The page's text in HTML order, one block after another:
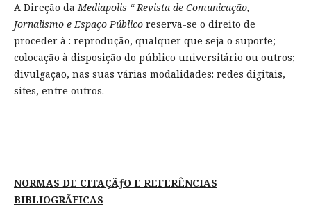
A Direção daMediapolis “ Revista de Comunicação,
Jornalismo e Espaço Públicoreserva-se o direito de
proceder à : reprodução, qualquer que seja o suporte;
colocação à disposição do público universitário ou outros;
divulgação, nas suas várias modalidades: redes digitais,
sites, entre outros.
NORMAS DE CITAÇÃƒO E REFERÊNCIAS
BIBLIOGRÃFICAS